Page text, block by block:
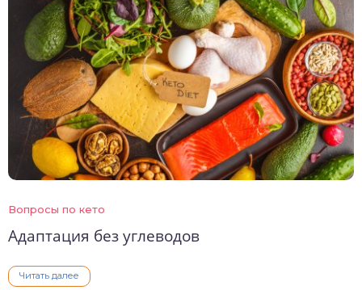
Вопросы по кето
Адаптация без углеводов
Читать далее